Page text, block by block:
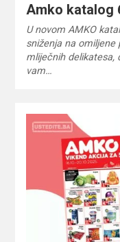
Amko katalog
U novom AMKO
sniženja na omiljene
mliječnih delikatesa,
vam…